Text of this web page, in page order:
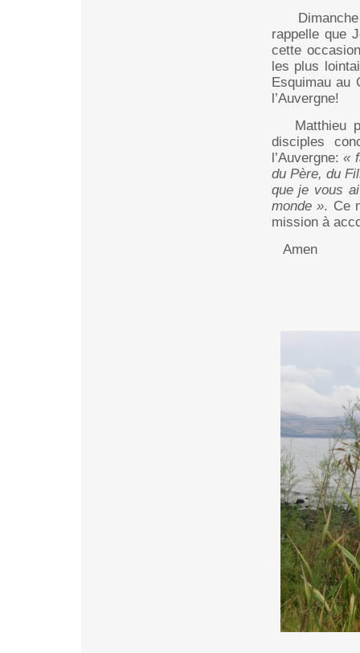
Dimanche
rappelle que
cette
les plus
Esquimau au
l’Auvergne!
Matthieu
disciples
l’Auvergne: «
du Père, du
que je vous
monde ». Ce
mission à
Amen